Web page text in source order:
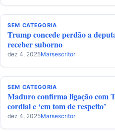
SEM CATEGORIA
Trump concede perdão a
receber suborno
dez 4, 2025Marsescritor
SEM CATEGORIA
Maduro confirma ligação com
cordial e ‘em tom de respeito’
dez 4, 2025Marsescritor